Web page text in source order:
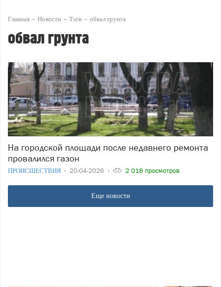
Главная Новости Тэги обвал грунта
обвал грунта
На городской площади после недавнего ремонта
провалился газон
ПРОИСШЕСТВИЯ 20-04-2026 2 018 просмотров
Еще новости